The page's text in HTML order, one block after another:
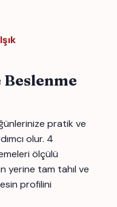
pratik ve
olur. 4
ölçülü
yerine tam tahıl ve
profilini